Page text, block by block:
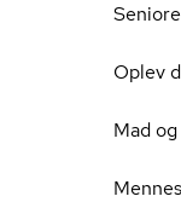
Oplev
Mad